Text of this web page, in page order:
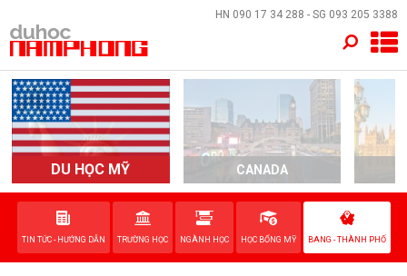
HN 090 17 34 288 - SG 093 205 3388
DU HỌC MỸ CANADA
TIN TỨC - HƯỚNG DẪN TRƯỜNG HỌC NGÀNH HỌC HỌC BỔNG MỸ BANG - THÀNH PHỐ
×
TRANG CHỦ
QUỐC GIA
EVENTS
DỊCH VỤ
VỀ NAM PHONG